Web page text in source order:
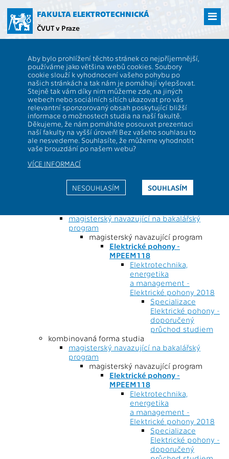
hlavní
obsah
FAKULTA ELEKTROTECHNICKÁ
ČVUT v Praze
Aby bylo prohlížení těchto stránek co nejpříjemnější,
používáme jako většina webů cookies. Soubory
cookie slouží k vyhodnocení vašeho pohybu po
našich stránkách a tak nám je pomáhají vylepšovat.
Stejně tak vám díky nim můžeme zde, na jiných
webech nebo sociálních sítích ukazovat pro vás
relevantní sponzorovaný obsah poskytující bližší
informace o možnostech studia na naší fakultě.
Děkujeme, že nám pomáháte posouvat prezentaci
naší fakulty na vyšší úroveň! Bez vašeho souhlasu to
ale nesvedeme. Souhlasíte, že můžeme vyhodnotit
vaše brouzdání po našem webu?
VÍCE INFORMACÍ
SOUHLASÍM
NESOUHLASÍM
Popis stránky:
Obor může být studován v různých formách
studia (prezenční/kombinovaná), typech
programů (magisterský, bakalářský, ...) a blocích
(základní, bakalářský). Na této stránce vidíte
obor, jeho studijní plány a doporučené
průchody.
Obor: Elektrické pohony -
MPEEM118
Elektrotechnika, energetika a management -
magisterský navazující na bakalářský
program
magisterský navazující program
Elektrické pohony -
MPEEM118
Elektrotechnika,
energetika
a management -
Elektrické pohony 2018
Specializace
Elektrické pohony -
doporučený
průchod studiem
kombinovaná forma studia
magisterský navazující na bakalářský
program
magisterský navazující program
Elektrické pohony -
MPEEM118
Elektrotechnika,
energetika
a management -
Elektrické pohony 2018
Specializace
Elektrické pohony -
doporučený